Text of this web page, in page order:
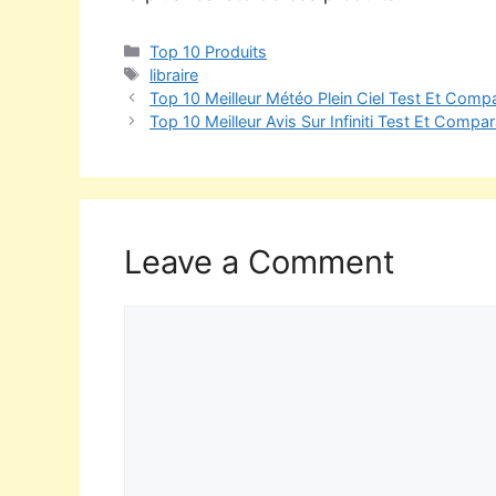
Top 10 Produits
libraire
Top 10 Meilleur Météo Plein Ciel Test Et
Top 10 Meilleur Avis Sur Infiniti Test Et
Leave a Comment